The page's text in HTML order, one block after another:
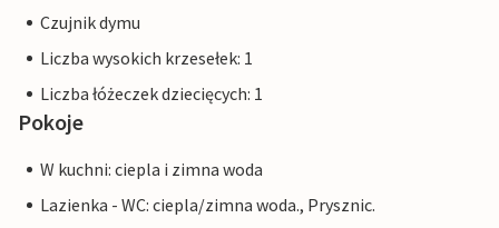
Czujnik dymu
Liczba wysokich krzesełek: 1
Liczba łóżeczek dziecięcych: 1
Pokoje
W kuchni: ciepla i zimna woda
Lazienka - WC: ciepla/zimna woda., Prysznic.